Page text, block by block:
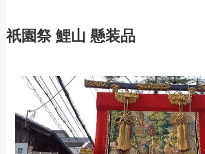
祇園祭 鯉山 懸装品